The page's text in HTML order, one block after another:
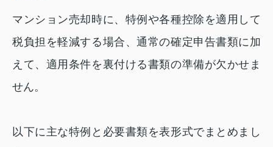
マンション売却時に、特例や各種控除を適用して
税負担を軽減する場合、通常の確定申告書類に加
えて、適用条件を裏付ける書類の準備が欠かせま
せん。
以下に主な特例と必要書類を表形式でまとめまし